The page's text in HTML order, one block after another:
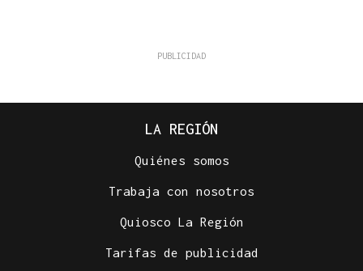
LA REGIÓN
Quiénes somos
Trabaja con nosotros
Quiosco La Región
Tarifas de publicidad